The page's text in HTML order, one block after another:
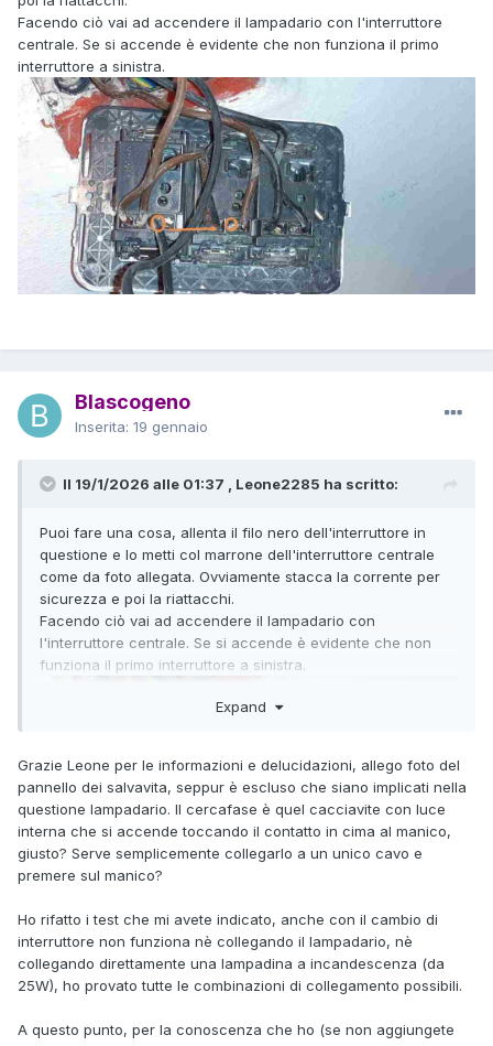
Facendo ciò vai ad accendere il lampadario con l'interruttore
centrale. Se si accende è evidente che non funziona il primo
interruttore a sinistra.
Blascogeno
Inserita: 19 gennaio
Il 19/1/2026 alle 01:37 , Leone2285 ha scritto:
Puoi fare una cosa, allenta il filo nero dell'interruttore in
questione e lo metti col marrone dell'interruttore centrale
come da foto allegata. Ovviamente stacca la corrente per
sicurezza e poi la riattacchi.
Facendo ciò vai ad accendere il lampadario con
l'interruttore centrale. Se si accende è evidente che non
funziona il primo interruttore a sinistra.
Expand
Grazie Leone per le informazioni e delucidazioni, allego foto del
pannello dei salvavita, seppur è escluso che siano implicati nella
questione lampadario. Il cercafase è quel cacciavite con luce
interna che si accende toccando il contatto in cima al manico,
giusto? Serve semplicemente collegarlo a un unico cavo e
premere sul manico?
Ho rifatto i test che mi avete indicato, anche con il cambio di
interruttore non funziona nè collegando il lampadario, nè
collegando direttamente una lampadina a incandescenza (da
25W), ho provato tutte le combinazioni di collegamento possibili.
A questo punto, per la conoscenza che ho (se non aggiungete